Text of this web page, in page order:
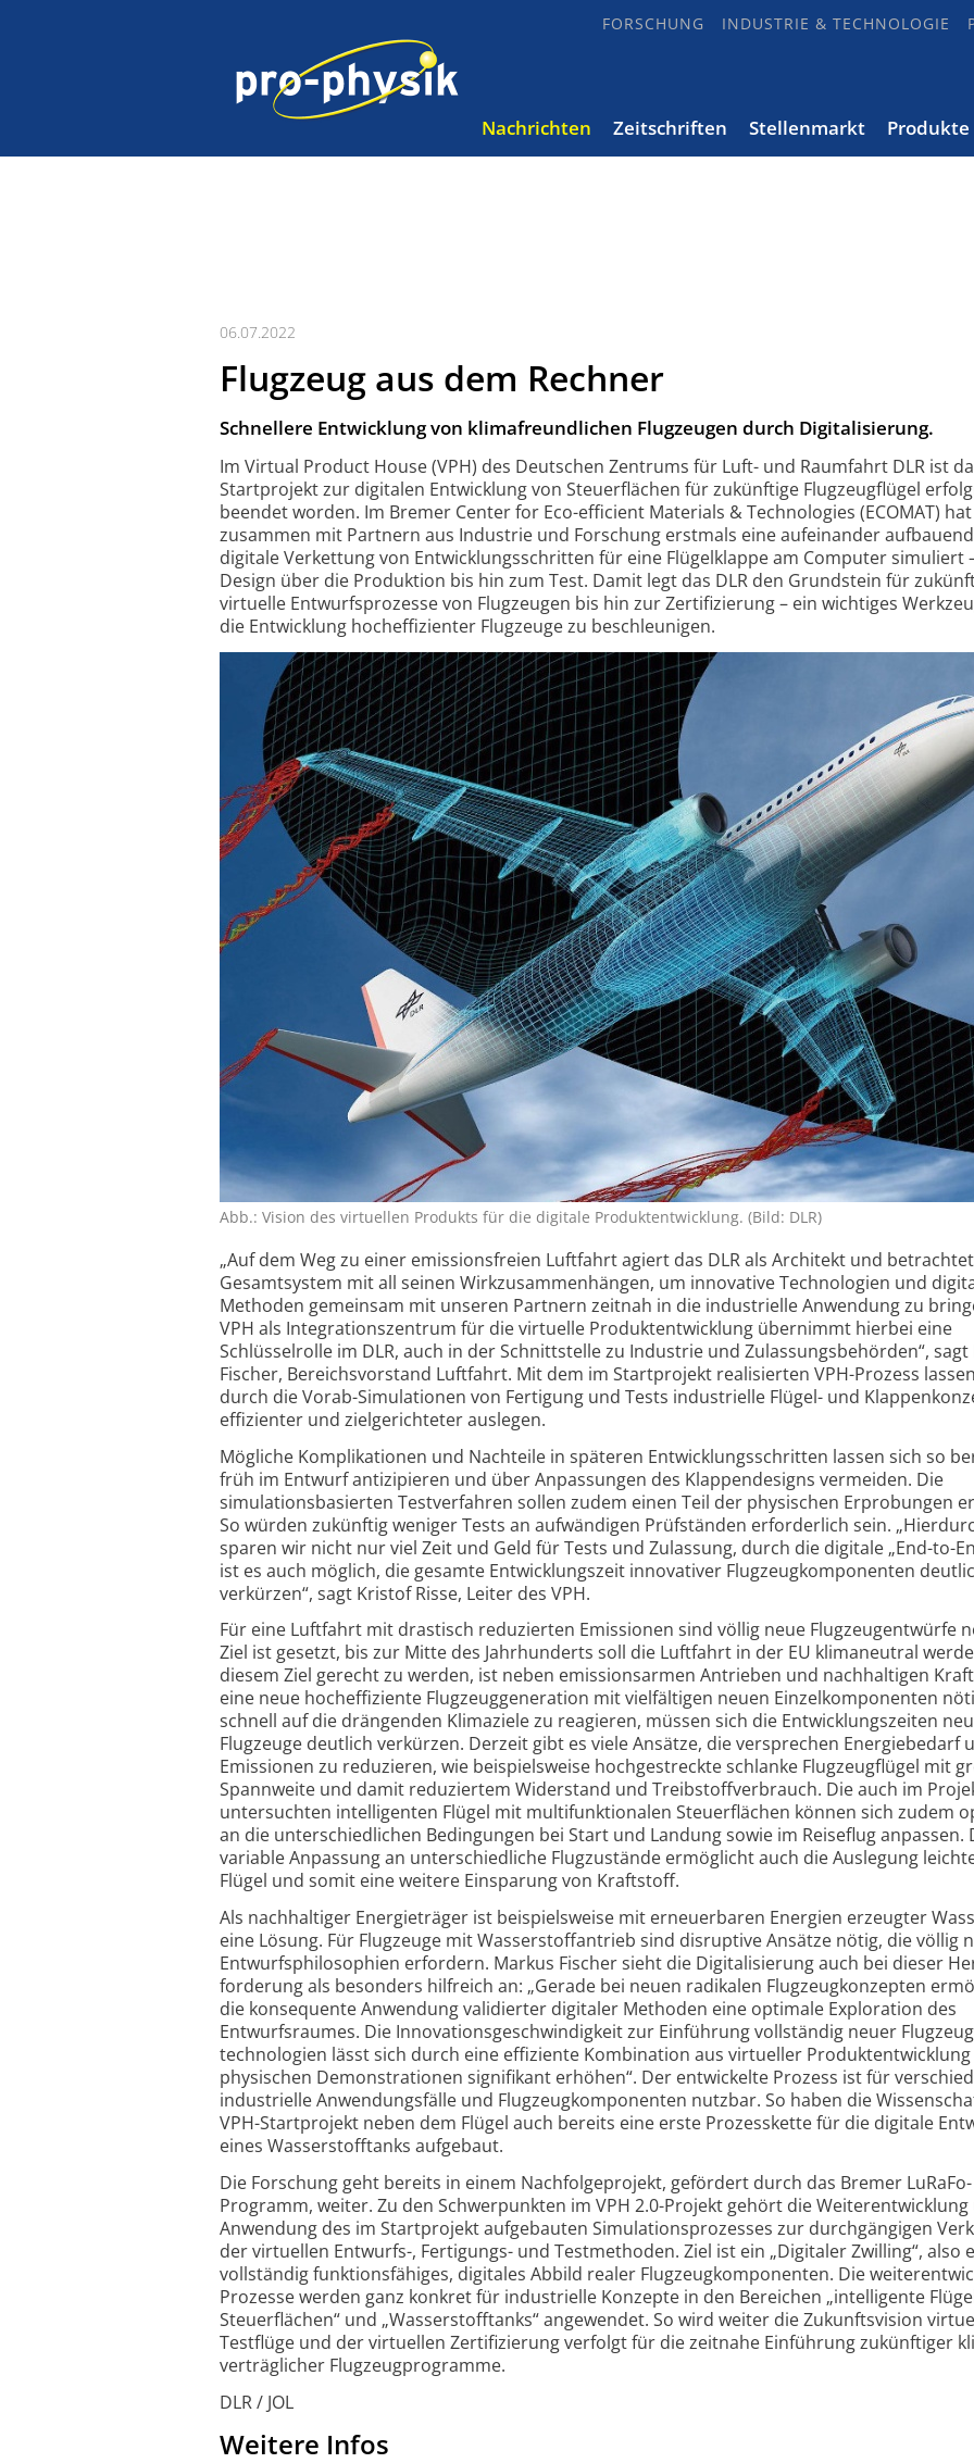
FORSCHUNG INDUSTRIE & TECHNOLOGIE
Nachrichten Zeitschriften Stellenmarkt Produkte
06.07.2022
Flugzeug aus dem Rechner
Schnellere Entwicklung von klimafreundlichen Flugzeugen durch Digitalisierung.
Im Virtual Product House (VPH) des Deutschen Zentrums für Luft- und Raumfahrt DLR ist
Startprojekt zur digitalen Entwicklung von Steuerflächen für zukünftige Flugzeug­flügel
beendet worden. Im Bremer Center for Eco-efficient Materials & Technologies (ECOMAT) hat
zusammen mit Partnern aus Industrie und Forschung erstmals eine aufeinander
digitale Verkettung von Entwicklungs­schritten für eine Flügelklappe am Computer simuliert
Design über die Produktion bis hin zum Test. Damit legt das DLR den Grundstein für
virtuelle Entwurfs­prozesse von Flugzeugen bis hin zur Zerti­fizierung – ein wichtiges
die Entwicklung hoch­effizienter Flugzeuge zu beschleunigen.
Abb.: Vision des virtuellen Produkts für die digitale Produktentwicklung. (Bild: DLR)
„Auf dem Weg zu einer emissions­freien Luftfahrt agiert das DLR als Architekt und
Gesamtsystem mit all seinen Wirk­zusammenhängen, um innovative Techno­logien und
Methoden gemeinsam mit unseren Partnern zeitnah in die industrielle Anwendung zu
VPH als Integrations­zentrum für die virtuelle Produkt­entwicklung übernimmt hierbei eine
Schlüsselrolle im DLR, auch in der Schnittstelle zu Industrie und Zulassungs­behörden“, sagt
Fischer, Bereichs­vorstand Luftfahrt. Mit dem im Startprojekt realisierten VPH-Prozess
durch die Vorab-Simulationen von Fertigung und Tests industrielle Flügel- und
effizienter und ziel­gerichteter auslegen.
Mögliche Kompli­kationen und Nachteile in späteren Entwicklungs­schritten lassen sich so
früh im Entwurf antizipieren und über Anpassungen des Klappen­designs vermeiden. Die
simulations­basierten Testverfahren sollen zudem einen Teil der physischen Erprobungen
So würden zukünftig weniger Tests an aufwändigen Prüf­ständen erforderlich sein.
sparen wir nicht nur viel Zeit und Geld für Tests und Zulassung, durch die digitale „End-to-
ist es auch möglich, die gesamte Entwicklungs­zeit innovativer Flugzeug­komponenten
verkürzen“, sagt Kristof Risse, Leiter des VPH.
Für eine Luftfahrt mit drastisch reduzierten Emissionen sind völlig neue Flugzeugentwürfe
Ziel ist gesetzt, bis zur Mitte des Jahrhunderts soll die Luftfahrt in der EU klimaneutral
diesem Ziel gerecht zu werden, ist neben emissions­armen Antrieben und nachhaltigen
eine neue hocheffiziente Flugzeug­generation mit vielfältigen neuen Einzel­komponenten
schnell auf die drängenden Klimaziele zu reagieren, müssen sich die Entwicklungszeiten
Flugzeuge deutlich verkürzen. Derzeit gibt es viele Ansätze, die versprechen Energiebedarf
Emissionen zu reduzieren, wie beispiels­weise hochge­streckte schlanke Flugzeugflügel mit
Spannweite und damit reduziertem Widerstand und Treibstoff­verbrauch. Die auch im
untersuchten intelligenten Flügel mit multi­funktionalen Steuerflächen können sich zudem
an die unterschiedlichen Bedingungen bei Start und Landung sowie im Reiseflug anpassen.
variable Anpassung an unter­schiedliche Flugzustände ermöglicht auch die Auslegung
Flügel und somit eine weitere Einsparung von Kraftstoff.
Als nachhaltiger Energie­träger ist beispiels­weise mit erneuerbaren Energien erzeugter
eine Lösung. Für Flugzeuge mit Wasserstoff­antrieb sind disruptive Ansätze nötig, die völlig
Entwurfs­philosophien erfordern. Markus Fischer sieht die Digitalisierung auch bei dieser
forderung als besonders hilfreich an: „Gerade bei neuen radikalen Flugzeug­konzepten
die konsequente Anwendung validierter digitaler Methoden eine optimale Exploration des
Entwurfsraumes. Die Innovations­geschwindigkeit zur Einführung vollständig neuer
technologien lässt sich durch eine effiziente Kombination aus virtueller
physischen Demonstrationen signifikant erhöhen“. Der entwickelte Prozess ist für
industrielle Anwendungs­fälle und Flugzeug­komponenten nutzbar. So haben die
VPH-Startprojekt neben dem Flügel auch bereits eine erste Prozess­kette für die digitale
eines Wasserstoff­tanks aufgebaut.
Die Forschung geht bereits in einem Nachfolge­projekt, gefördert durch das Bremer LuRaFo-
Programm, weiter. Zu den Schwerpunkten im VPH 2.0-Projekt gehört die Weiter­entwicklung
Anwendung des im Startprojekt aufgebauten Simulations­prozesses zur durchgängigen
der virtuellen Entwurfs-, Fertigungs- und Testmethoden. Ziel ist ein „Digitaler Zwilling“, also
vollständig funktions­fähiges, digitales Abbild realer Flugzeug­komponenten. Die
Prozesse werden ganz konkret für industrielle Konzepte in den Bereichen „intelligente
Steuerflächen“ und „Wasser­stofftanks“ angewendet. So wird weiter die Zukunfts­vision
Testflüge und der virtuellen Zerti­fizierung verfolgt für die zeitnahe Einführung zukünftiger
verträglicher Flugzeug­programme.
DLR / JOL
Weitere Infos